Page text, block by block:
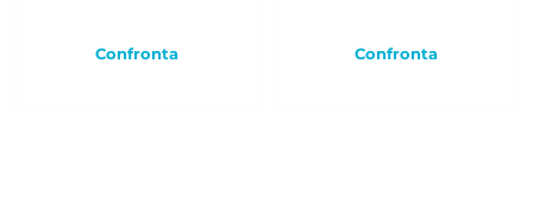
Confronta Confronta